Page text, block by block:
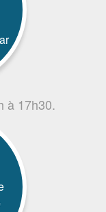
à 17h30.